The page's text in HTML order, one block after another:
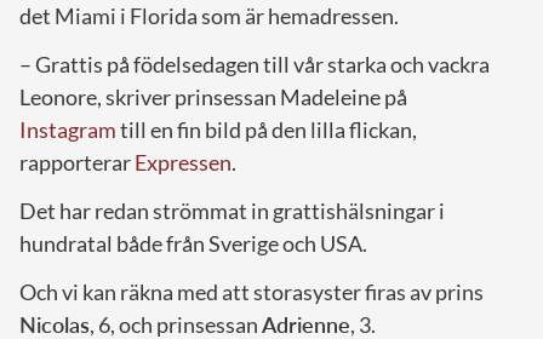
det Miami i Florida som är hemadressen.
– Grattis på födelsedagen till vår starka och vackra
Leonore, skriver prinsessan Madeleine på
Instagramtill en fin bild på den lilla flickan,
rapporterarExpressen.
Det har redan strömmat in grattishälsningar i
hundratal både från Sverige och USA.
Och vi kan räkna med att storasyster firas av prins
Nicolas, 6, och prinsessanAdrienne, 3.